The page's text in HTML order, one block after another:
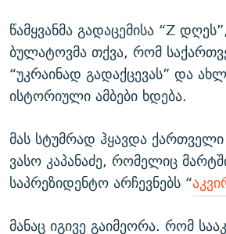
წამყვანმა გადაცემისა “Z
ბულატოვმა თქვა, რომ
“უკრაინად გადაქცევას” და
ისტორიული ამბები ხდება.
მას სტუმრად ჰყავდა
ვასო კაპანაძე, რომელიც
საპრეზიდენტო არჩევნებს “
მანაც იგივე გაიმეორა. რომ